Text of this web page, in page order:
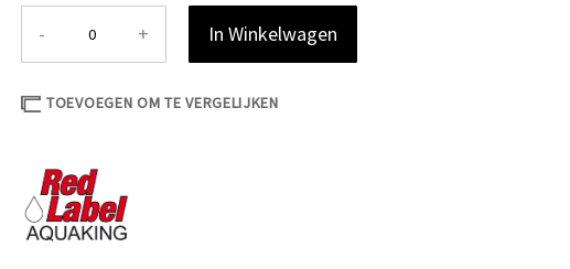
- + In Winkelwagen
TOEVOEGEN OM TE VERGELIJKEN